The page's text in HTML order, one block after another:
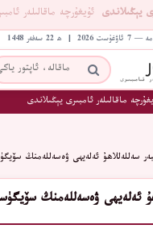
يېڭىلاندى ئۇيغۇرچە ماقالىلەر
2026 | ھ 22 سەفەر 1448
ماقالىلەر ئامبىرى يېڭىلاندى
سەللەللاھۇ ئەلەيھى ۋەسەللەمنڭ
ئەلەيھى ۋەسەللەمنڭ